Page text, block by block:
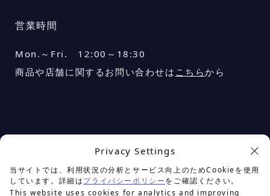
Privacy Settings
当サイトでは、利用状況の分析とサービス向上のためCookieを使用
しています。詳細はプライバシーポリシーをご確認ください。
This website uses cookies for analytics and improving
営業時間
Mon.～Fri. 12:00～18:30
商品や店舗に関するお問い合わせは こちらから
余白を楽しむプロジェクト